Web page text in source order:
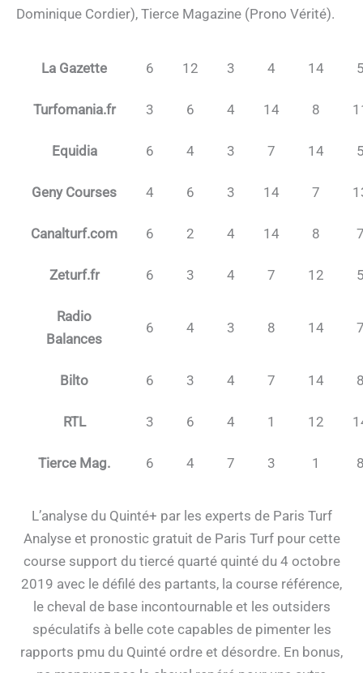
Dominique Cordier), Tierce Magazine (Prono Vérité).
La Gazette 6 12 3 4 14
Turfomania.fr 3 6 4 14 8
Equidia 6 4 3 7 14
Geny Courses 4 6 3 14 7
Canalturf.com 6 2 4 14 8
Zeturf.fr 6 3 4 7 12
Radio
Balances
6 4 3 8 14
Bilto 6 3 4 7 14
RTL 3 6 4 1 12
Tierce Mag. 6 4 7 3 1
L’analyse du Quinté+ par les experts de Paris Turf
Analyse et pronostic gratuit de Paris Turf pour cette
course support du tiercé quarté quinté du 4 octobre
2019 avec le défilé des partants, la course référence,
le cheval de base incontournable et les outsiders
spéculatifs à belle cote capables de pimenter les
rapports pmu du Quinté ordre et désordre. En bonus,